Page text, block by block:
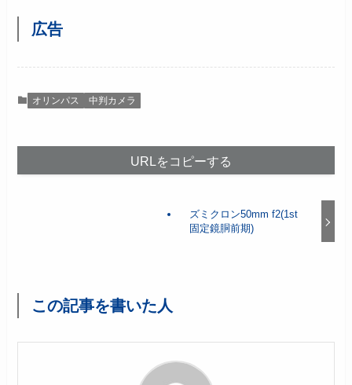
広告
オリンパス 中判カメラ
URLをコピーする
ズミクロン50mm f2(1st
固定鏡胴前期)
この記事を書いた人